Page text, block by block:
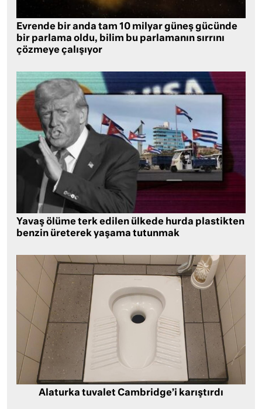
Evrende bir anda tam 10 milyar güneş gücünde
bir parlama oldu, bilim bu parlamanın sırrını
çözmeye çalışıyor
Yavaş ölüme terk edilen ülkede hurda plastikten
benzin üreterek yaşama tutunmak
Alaturka tuvalet Cambridge’i karıştırdı